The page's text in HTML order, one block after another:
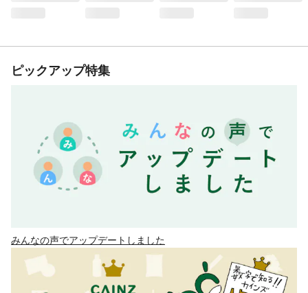
ピックアップ特集
みんなの声でアップデートしました